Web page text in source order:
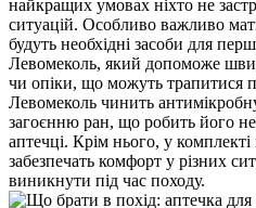
найкращих умовах ніхто не
ситуацій. Особливо важливо
будуть необхідні засоби для
Левомеколь, який допоможе
чи опіки, що можуть трапитися
Левомеколь чинить
загоєнню ран, що робить його
аптечці. Крім нього, у
забезпечать комфорт у різних
виникнути під час походу.